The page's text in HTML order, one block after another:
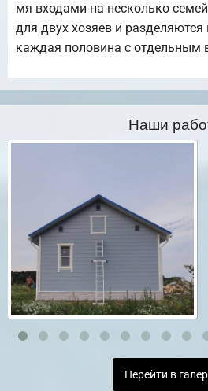
мя входами на несколько
для двух хозяев и
каждая половина с отдельным
Наши
Перейти в